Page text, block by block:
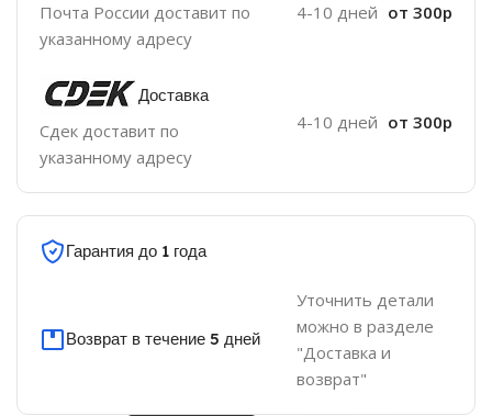
Почта России доставит по
указанному адресу
4-10 дней от 300р
Доставка
Сдек доставит по
указанному адресу
4-10 дней от 300р
Гарантия до 1 года
Возврат в течение 5 дней
Уточнить детали
можно в разделе
"Доставка и
возврат"